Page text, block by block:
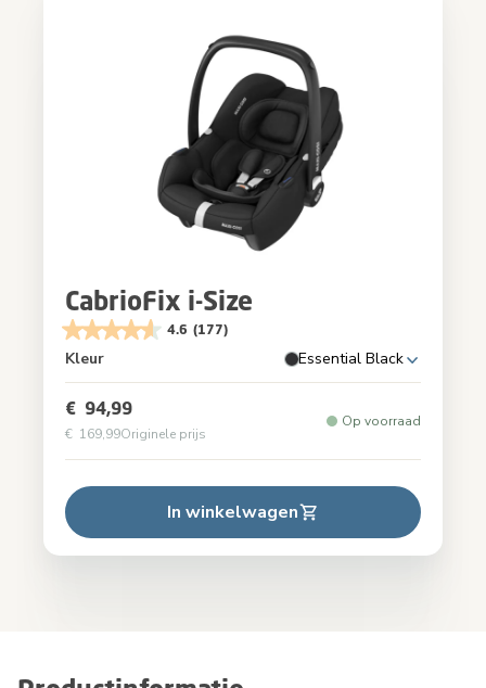
CabrioFix i-Size
4.6 (177)
Kleur Essential Black
€ 94,99
€ 169,99Originele prijs
Op voorraad
In winkelwagen